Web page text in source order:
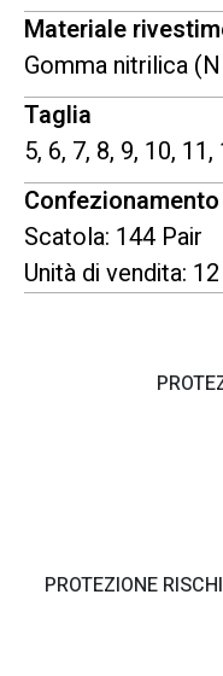
PROTEZIONE
Materiale
Gomma nitrilica
Taglia
5, 6, 7, 8, 9, 10, 11,
Confezionamento
Scatola: 144 Pair
Unità di vendita: